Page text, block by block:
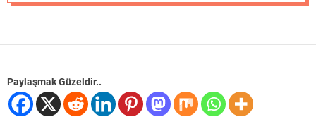
Paylaşmak Güzeldir..